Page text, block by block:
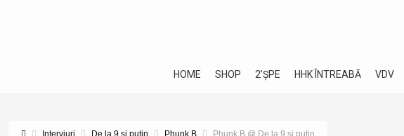
HOME SHOP 2’ȘPE HHK ÎNTREABĂ VDV
Interviuri De la 9 și puțin Phunk B Phunk B @ De la 9 si putin